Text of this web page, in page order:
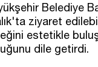
Belediye
ziyaret
estetikle
dile getirdi.